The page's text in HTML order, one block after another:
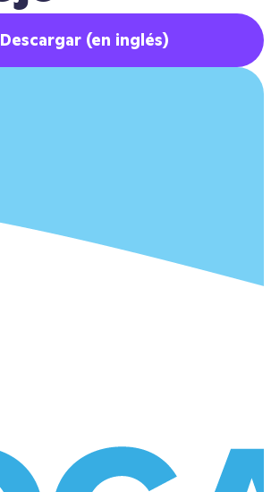
Descargar (en inglés)